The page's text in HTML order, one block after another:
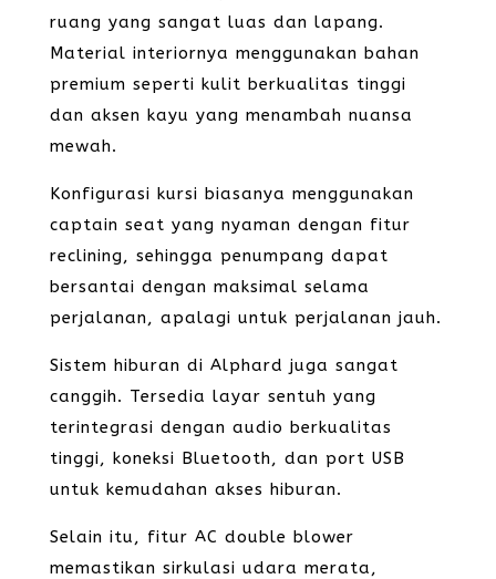
ruang yang sangat luas dan lapang.
Material interiornya menggunakan bahan
premium seperti kulit berkualitas tinggi
dan aksen kayu yang menambah nuansa
mewah.
Konfigurasi kursi biasanya menggunakan
captain seat yang nyaman dengan fitur
reclining, sehingga penumpang dapat
bersantai dengan maksimal selama
perjalanan, apalagi untuk perjalanan jauh.
Sistem hiburan di Alphard juga sangat
canggih. Tersedia layar sentuh yang
terintegrasi dengan audio berkualitas
tinggi, koneksi Bluetooth, dan port USB
untuk kemudahan akses hiburan.
Selain itu, fitur AC double blower
memastikan sirkulasi udara merata,